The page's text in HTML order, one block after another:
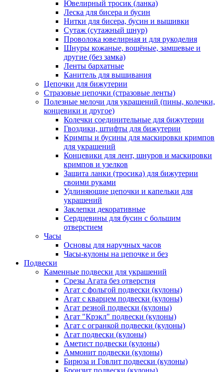
Ювелирный тросик (ланка)
Леска для бисера и бусин
Нитки для бисера, бусин и вышивки
Сутаж (сутажный шнур)
Проволока ювелирная и для рукоделия
Шнуры кожаные, вощёные, замшевые и
другие (без замка)
Ленты бархатные
Канитель для вышивания
Цепочки для бижутерии
Стразовые цепочки (стразовые ленты)
Полезные мелочи для украшений (пины, колечки,
концевики и другое)
Колечки соединительные для бижутерии
Гвоздики, штифты для бижутерии
Кримпы и бусины для маскировки кримпов
для украшений
Концевики для лент, шнуров и маскировки
кримпов и узелков
Защита ланки (тросика) для бижутерии
своими руками
Удлиняющие цепочки и капельки для
украшений
Заклепки декоративные
Сердцевины для бусин с большим
отверстием
Часы
Основы для наручных часов
Часы-кулоны на цепочке и без
Подвески
Каменные подвески для украшений
Срезы Агата без отверстия
Агат с фольгой подвески (кулоны)
Агат с кварцем подвески (кулоны)
Агат резной подвески (кулоны)
Агат "Крэкл" подвески (кулоны)
Агат с огранкой подвески (кулоны)
Агат подвески (кулоны)
Аметист подвески (кулоны)
Аммонит подвески (кулоны)
Бирюза и Говлит подвески (кулоны)
Бронзит подвески (кулоны)